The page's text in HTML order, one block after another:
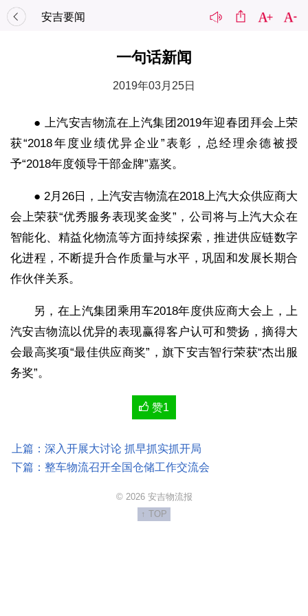
安吉要闻
一句话新闻
2019年03月25日
● 上汽安吉物流在上汽集团2019年迎春团拜会上荣
获“2018年度业绩优异企业”表彰，总经理余德被授
予“2018年度领导干部金牌”嘉奖。
● 2月26日，上汽安吉物流在2018上汽大众供应商大
会上荣获“优秀服务表现奖金奖”，公司将与上汽大众在
智能化、精益化物流等方面持续探索，推进供应链数字
化进程，不断提升合作质量与水平，巩固和发展长期合
作伙伴关系。
另，在上汽集团乘用车2018年度供应商大会上，上
汽安吉物流以优异的表现赢得客户认可和赞扬，摘得大
会最高奖项“最佳供应商奖”，旗下安吉智行荣获“杰出服
务奖”。
赞1
上篇：深入开展大讨论 抓早抓实抓开局
下篇：整车物流召开全国仓储工作交流会
© 2026 安吉物流报
↑ TOP